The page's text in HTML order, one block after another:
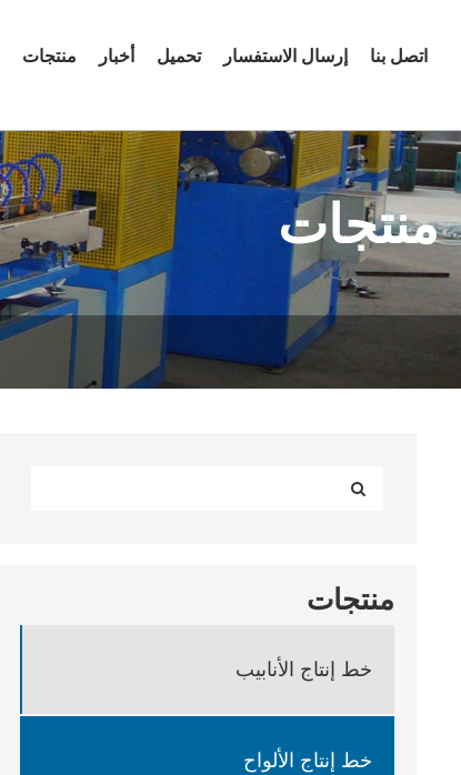
منتجات أخبار تحميل إرسال الاستفسار اتصل بنا
منتجات
منتجات
خط إنتاج الأنابيب
خط إنتاج الألواح